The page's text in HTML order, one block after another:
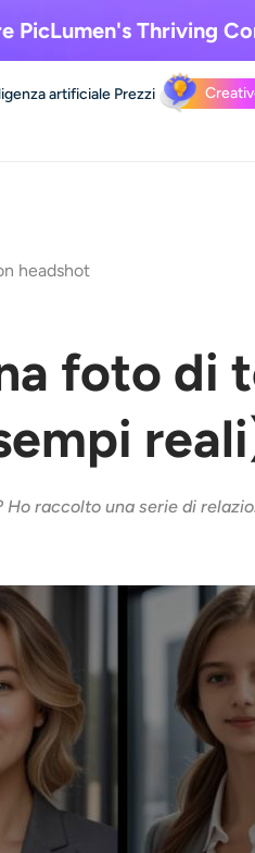
PicLumen's Thriving
artificiale Prezzi
headshot
foto di
raccolto una serie di